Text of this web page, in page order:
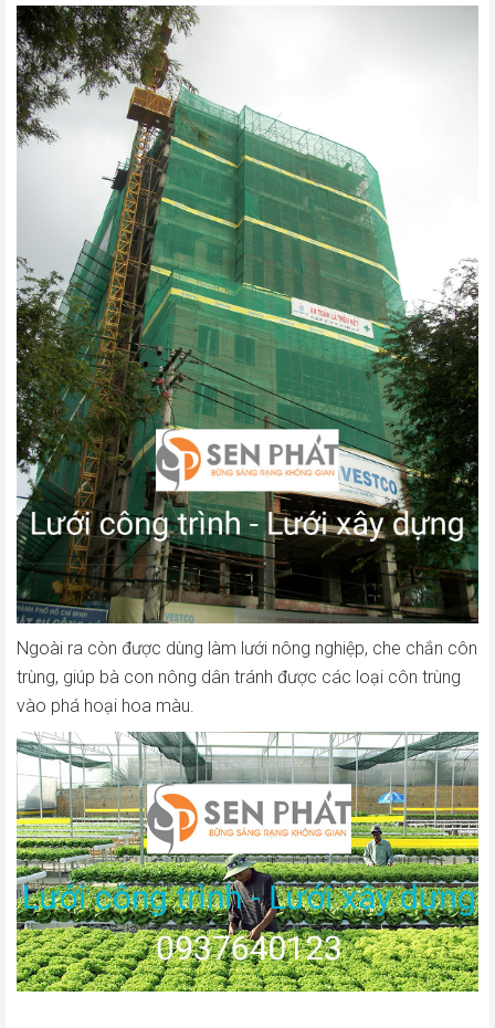
Ngoài ra còn được dùng làm lưới nông nghiệp, che chắn côn
trùng, giúp bà con nông dân tránh được các loại côn trùng
vào phá hoại hoa màu.